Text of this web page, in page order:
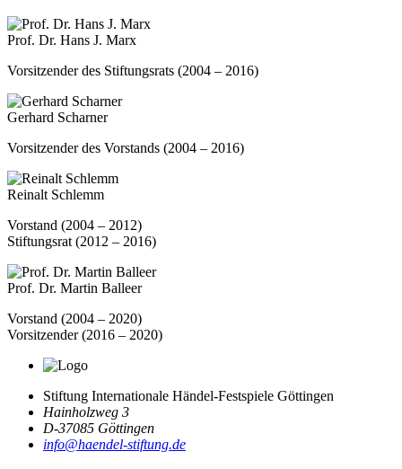
Prof. Dr. Hans J. Marx
Vorsitzender des Stiftungsrats (2004 – 2016)
Gerhard Scharner
Vorsitzender des Vorstands (2004 – 2016)
Reinalt Schlemm
Vorstand (2004 – 2012)
Stiftungsrat (2012 – 2016)
Prof. Dr. Martin Balleer
Vorstand (2004 – 2020)
Vorsitzender (2016 – 2020)
Stiftung Internationale Händel-Festspiele Göttingen
Hainholzweg 3
D-37085 Göttingen
info@haendel-stiftung.de